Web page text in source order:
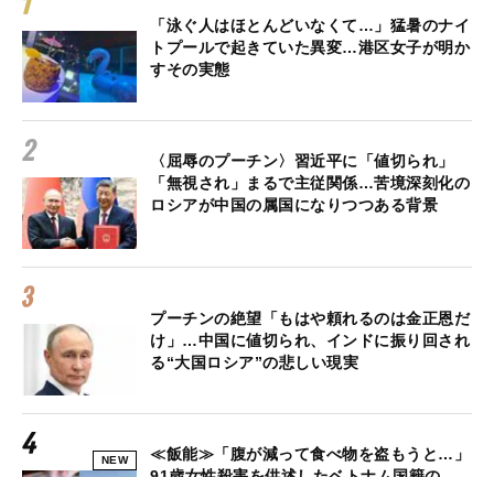
「泳ぐ人はほとんどいなくて…」猛暑のナイ
トプールで起きていた異変…港区女子が明か
すその実態
〈屈辱のプーチン〉習近平に「値切られ」
「無視され」まるで主従関係…苦境深刻化の
ロシアが中国の属国になりつつある背景
プーチンの絶望「もはや頼れるのは金正恩だ
け」…中国に値切られ、インドに振り回され
る“大国ロシア”の悲しい現実
NEW
≪飯能≫「腹が減って食べ物を盗もうと…」